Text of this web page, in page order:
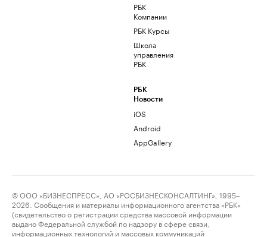
РБК
Компании
РБК Курсы
Школа
управления
РБК
РБК
Новости
iOS
Android
AppGallery
© ООО «БИЗНЕСПРЕСС», АО «РОСБИЗНЕСКОНСАЛТИНГ», 1995–
2026. Сообщения и материалы информационного агентства «РБК»
(свидетельство о регистрации средства массовой информации
выдано Федеральной службой по надзору в сфере связи,
информационных технологий и массовых коммуникаций